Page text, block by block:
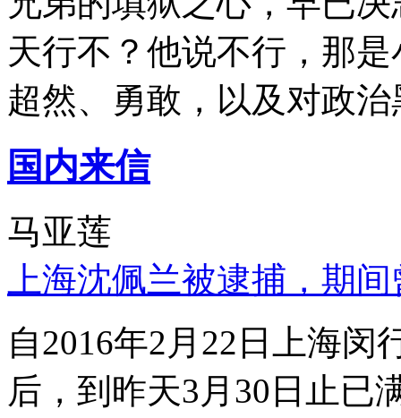
天行不？他说不行，那
超然、勇敢，以及对政
国内来信
马亚莲
上海沈佩兰被逮捕，期
自2016年2月22日上海
后，到昨天3月30日止已